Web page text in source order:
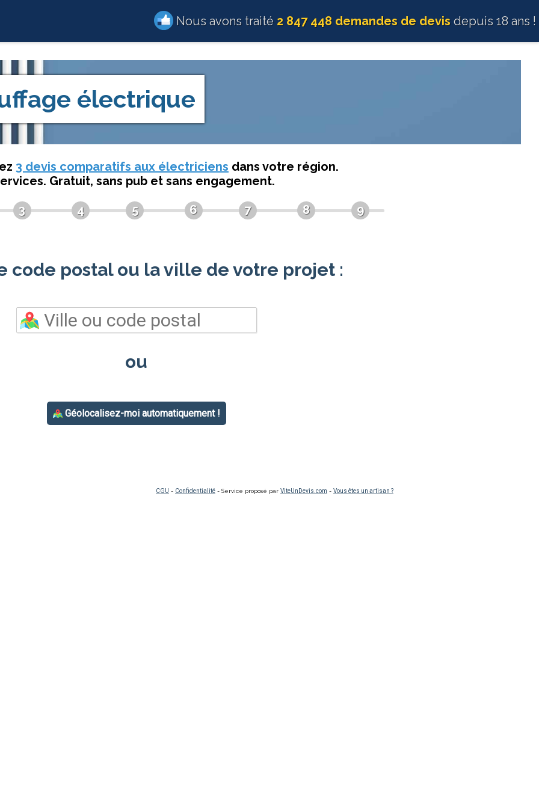
Nous avons traité 2 847 448 demandes de devis depuis 18 ans !
électrique
3 devis comparatifs aux électriciens dans votre région.
Gratuit, sans pub et sans engagement.
3 4 5 6 7 8 9
code postal ou la ville de votre projet :
ou
Géolocalisez-moi automatiquement !
CGU - Confidentialité - Service proposé par ViteUnDevis.com - Vous êtes un artisan ?